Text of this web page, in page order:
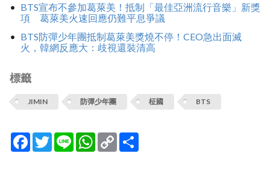
BTS宣布不參加葛萊美！抵制「最佳亞洲流行音樂」新獎
項 葛萊美火速回應仍難平息爭議
BTS防彈少年團抵制葛萊美獎燒不停！CEO急出面滅
火，韓網反應大：歧視還裝清高
標籤
JIMIN 防彈少年團 柾國 BTS
Facebook
TwitterLine WhatsApp
Copy
Link